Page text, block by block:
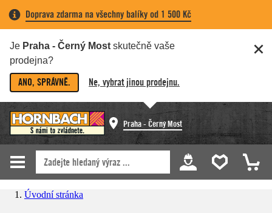
Doprava zdarma na všechny balíky od 1 500 Kč
Je Praha - Černý Most skutečně vaše
prodejna?
ANO, SPRÁVNĚ. Ne, vybrat jinou prodejnu.
Praha - Černý Most
Úvodní stránka